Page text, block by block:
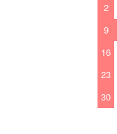
2
9
16
23
30